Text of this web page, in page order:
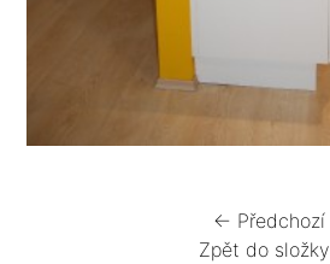
← Předchozí
Zpět do složky